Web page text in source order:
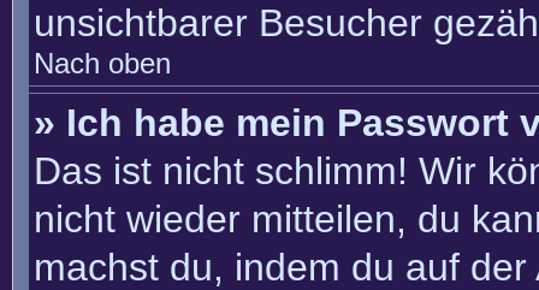
unsichtbarer Besucher
Nach oben
» Ich habe mein Passwort
Das ist nicht schlimm! Wir
nicht wieder mitteilen, du
machst du, indem du auf